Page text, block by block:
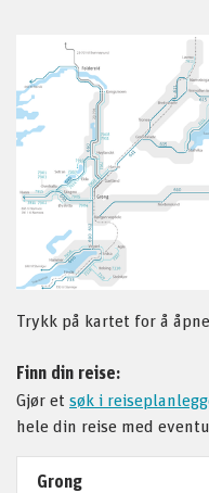
Trykk på kartet for å
Finn din reise:
Gjør et søk i
hele din reise med
Grong